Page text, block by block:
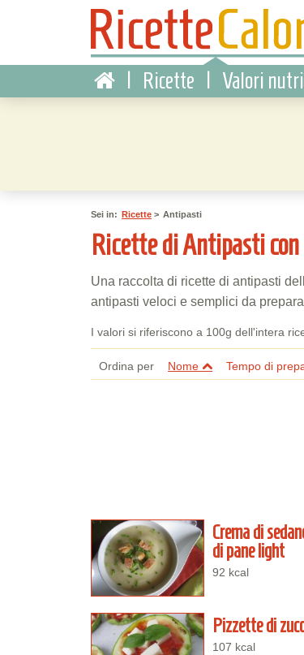
Ricette Valori
Sei in: Ricette > Antipasti
Ricette di Antipasti
Una raccolta di ricette di antipasti
antipasti veloci e semplici da
I valori si riferiscono a 100g dell'intera
Ordina per Nome Tempo di
Crema di
di pane light
92 kcal
Pizzette di
107 kcal